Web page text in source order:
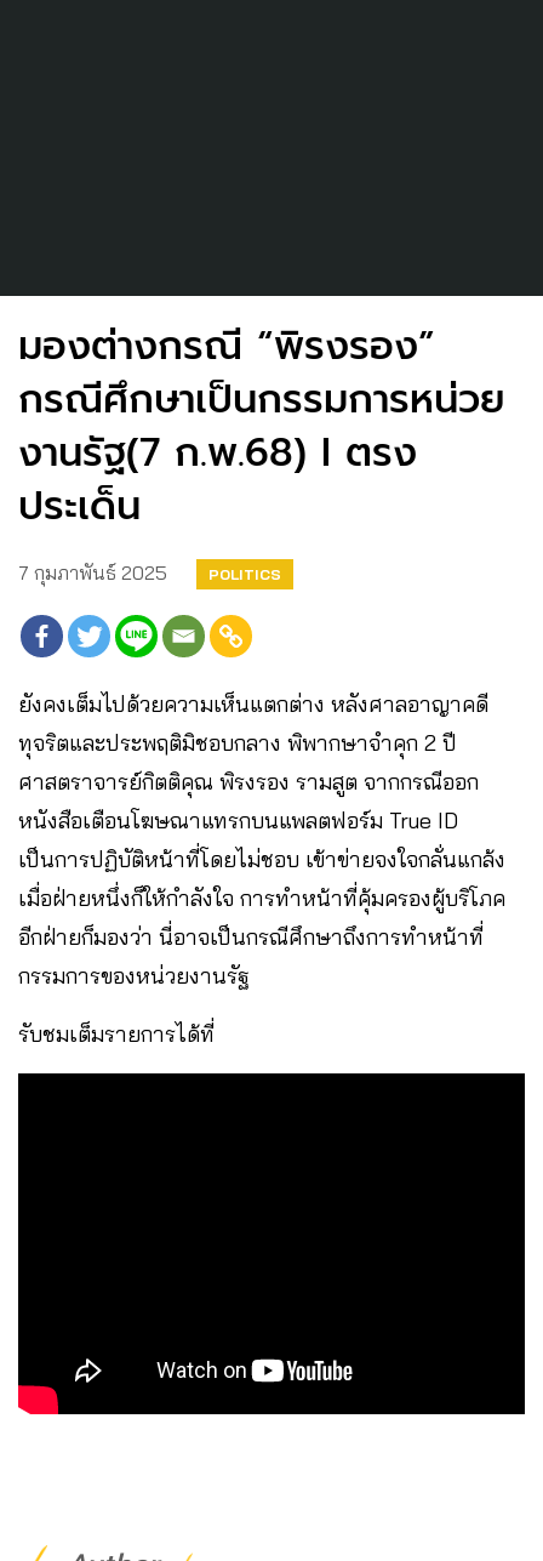
มองต่างกรณี “พิรงรอง”
กรณีศึกษาเป็นกรรมการหน่วย
งานรัฐ(7 ก.พ.68) I ตรง
ประเด็น
7 กุมภาพันธ์ 2025 POLITICS
ยังคงเต็มไปด้วยความเห็นแตกต่าง หลังศาลอาญาคดี
ทุจริตและประพฤติมิชอบกลาง พิพากษาจำคุก 2 ปี
ศาสตราจารย์กิตติคุณ พิรงรอง รามสูต จากกรณีออก
หนังสือเตือนโฆษณาแทรกบนแพลตฟอร์ม True ID
เป็นการปฏิบัติหน้าที่โดยไม่ชอบ เข้าข่ายจงใจกลั่นแกล้ง
เมื่อฝ่ายหนึ่งก็ให้กำลังใจ การทำหน้าที่คุ้มครองผู้บริโภค
อีกฝ่ายก็มองว่า นี่อาจเป็นกรณีศึกษาถึงการทำหน้าที่
กรรมการของหน่วยงานรัฐ
รับชมเต็มรายการได้ที่